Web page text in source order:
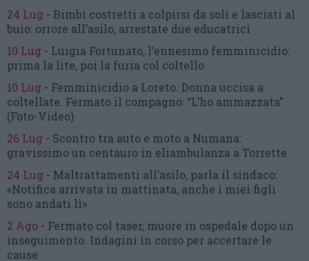
24 Lug - Bimbi costretti a colpirsi da soli e lasciati al
buio: orrore all’asilo, arrestate due educatrici
10 Lug - Luigia Fortunato, l’ennesimo femminicidio:
prima la lite, poi la furia col coltello
10 Lug - Femminicidio a Loreto. Donna uccisa a
coltellate. Fermato il compagno: “L’ho ammazzata”
(Foto-Video)
26 Lug - Scontro tra auto e moto a Numana:
gravissimo un centauro in eliambulanza a Torrette
24 Lug - Maltrattamenti all’asilo, parla il sindaco:
«Notifica arrivata in mattinata, anche i miei figli
sono andati lì»
2 Ago - Fermato col taser, muore in ospedale dopo un
inseguimento. Indagini in corso per accertare le
cause